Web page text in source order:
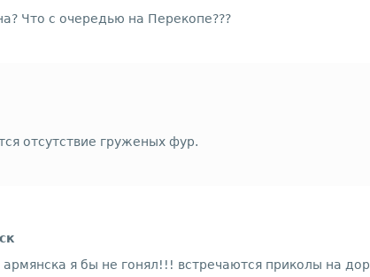
Что с очередью на Перекопе???
отсутствие груженых фур.
я бы не гонял!!! встречаются приколы на